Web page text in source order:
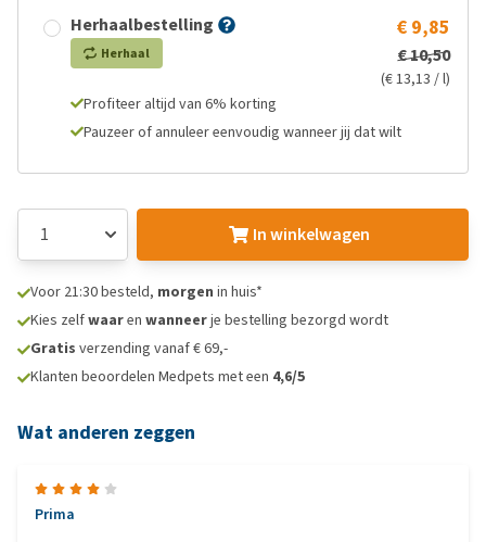
Herhaalbestelling
Herhaal
€ 9,85
€ 10,50
(€ 13,13 / l)
Profiteer altijd van 6% korting
Pauzeer of annuleer eenvoudig wanneer jij dat wilt
In winkelwagen
Voor 21:30 besteld, morgen in huis*
Kies zelfwaaren wanneerje bestelling bezorgd wordt
Gratis verzending vanaf € 69,-
Klanten beoordelen Medpets met een 4,6/5
Wat anderen zeggen
Prima